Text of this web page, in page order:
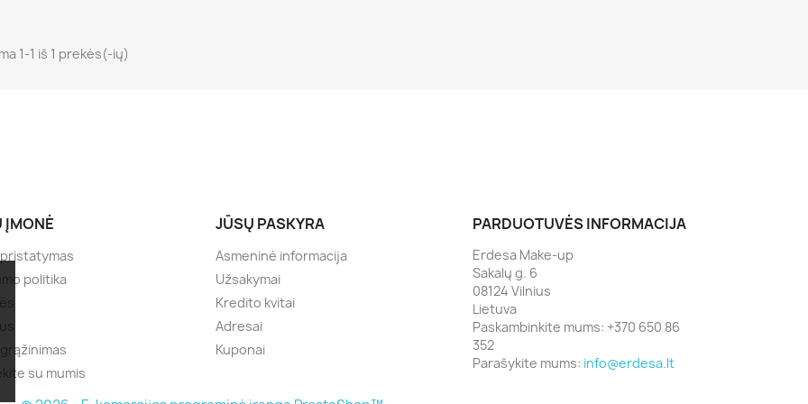
1-1 iš 1 prekės(-ių)
ĮMONĖ
politika
su mumis
JŪSŲ PASKYRA
Asmeninė informacija
Užsakymai
Kredito kvitai
Adresai
Kuponai
PARDUOTUVĖS INFORMACIJA
Erdesa Make-up
Sakalų g. 6
08124 Vilnius
Lietuva
Paskambinkite mums: +370 650 86
352
Parašykite mums: info@erdesa.lt